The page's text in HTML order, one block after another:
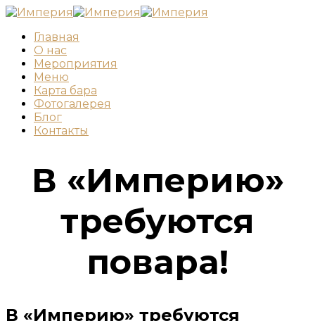
Главная
О нас
Мероприятия
Меню
Карта бара
Фотогалерея
Блог
Контакты
В «Империю»
требуются
повара!
В «Империю» требуются